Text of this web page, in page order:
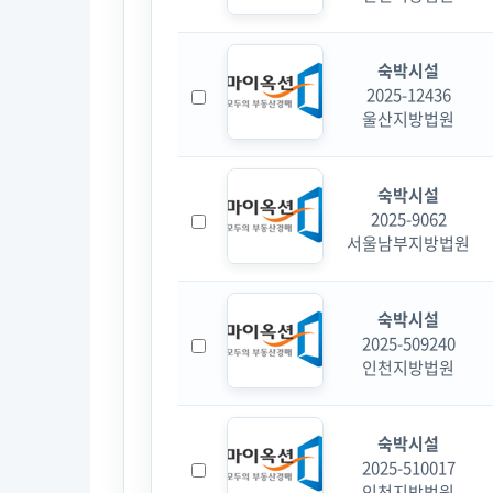
숙박시설
2025-12436
울산지방법원
숙박시설
2025-9062
서울남부지방법원
숙박시설
2025-509240
인천지방법원
숙박시설
2025-510017